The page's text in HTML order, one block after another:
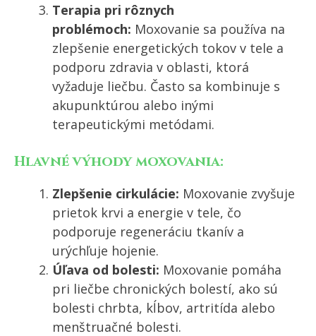
Terapia pri rôznych
problémoch: Moxovanie sa používa na
zlepšenie energetických tokov v tele a
podporu zdravia v oblasti, ktorá
vyžaduje liečbu. Často sa kombinuje s
akupunktúrou alebo inými
terapeutickými metódami.
Hlavné výhody moxovania:
Zlepšenie cirkulácie: Moxovanie zvyšuje
prietok krvi a energie v tele, čo
podporuje regeneráciu tkanív a
urýchľuje hojenie.
Úľava od bolesti: Moxovanie pomáha
pri liečbe chronických bolestí, ako sú
bolesti chrbta, kĺbov, artritída alebo
menštruačné bolesti.